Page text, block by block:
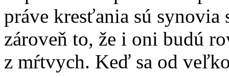
práve kresťania sú synovia
zároveň to, že i oni budú
z mŕtvych. Keď sa od